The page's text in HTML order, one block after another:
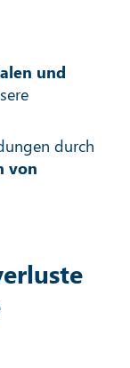
und
durch
von